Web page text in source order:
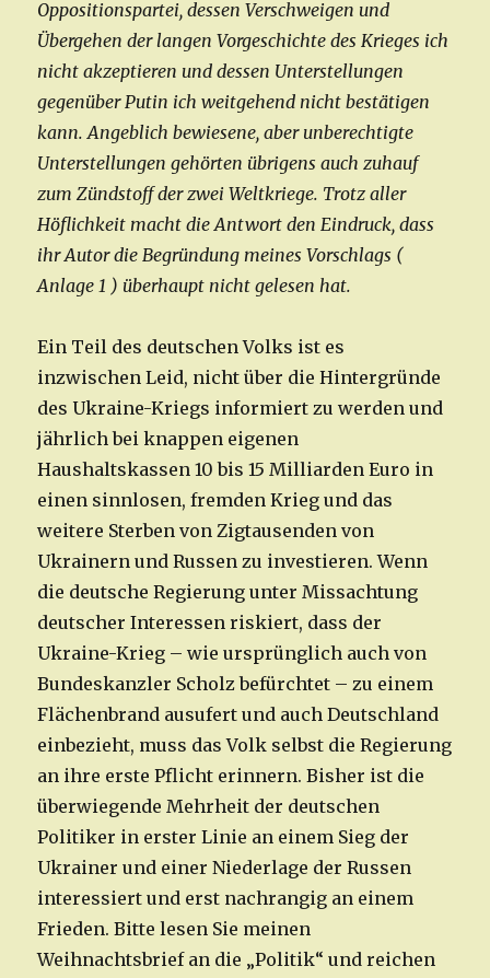
Oppositionspartei, dessen Verschweigen und
Übergehen der langen Vorgeschichte des Krieges ich
nicht akzeptieren und dessen Unterstellungen
gegenüber Putin ich weitgehend nicht bestätigen
kann. Angeblich bewiesene, aber unberechtigte
Unterstellungen gehörten übrigens auch zuhauf
zum Zündstoff der zwei Weltkriege. Trotz aller
Höflichkeit macht die Antwort den Eindruck, dass
ihr Autor die Begründung meines Vorschlags (
Anlage 1 ) überhaupt nicht gelesen hat.
Ein Teil des deutschen Volks ist es
inzwischen Leid, nicht über die Hintergründe
des Ukraine-Kriegs informiert zu werden und
jährlich bei knappen eigenen
Haushaltskassen 10 bis 15 Milliarden Euro in
einen sinnlosen, fremden Krieg und das
weitere Sterben von Zigtausenden von
Ukrainern und Russen zu investieren. Wenn
die deutsche Regierung unter Missachtung
deutscher Interessen riskiert, dass der
Ukraine-Krieg – wie ursprünglich auch von
Bundeskanzler Scholz befürchtet – zu einem
Flächenbrand ausufert und auch Deutschland
einbezieht, muss das Volk selbst die Regierung
an ihre erste Pflicht erinnern. Bisher ist die
überwiegende Mehrheit der deutschen
Politiker in erster Linie an einem Sieg der
Ukrainer und einer Niederlage der Russen
interessiert und erst nachrangig an einem
Frieden. Bitte lesen Sie meinen
Weihnachtsbrief an die „Politik“ und reichen